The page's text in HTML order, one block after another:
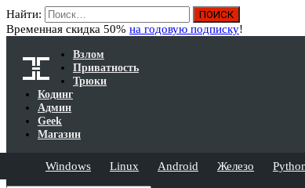
Найти:
Временная скидка 50% на годовую подписку!
Взлом
Приватность
Трюки
Кодинг
Админ
Geek
Магазин
Windows Linux Android Железо